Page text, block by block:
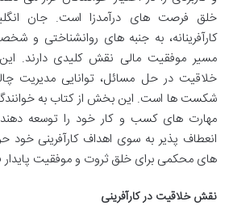
خلق فرصت های درآمدزا است. جان
کارآفرینانه، به جنبه های روانشناختی و
مسیر موفقیت مالی نقش کلیدی دارند.
خلاقیت در حل مسائل، توانایی مدیریت
شکست ها است. این بخش از کتاب به
مهارت های کسب و کار خود را توسعه
انعطاف پذیر به سوی اهداف کارآفرینی خود
های محکمی برای خلق ثروت و موفقیت پایدار
نقش خلاقیت در کارآفرینی